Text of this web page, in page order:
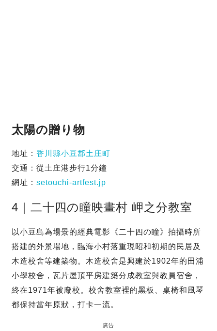
太陽の贈り物
地址： 香川縣小豆郡土庄町
交通：從土庄港步行1分鐘
網址： setouchi-artfest.jp
4｜二十四の瞳映畫村 岬之分教室
以小豆島為場景的經典電影《二十四の瞳》拍攝時所
搭建的外景場地，臨海小村落重現昭和初期的民居及
木造校舍等建築物。木造校舍是興建於1902年的田浦
小學校舍，瓦片屋頂平房建築分成教室與教員宿舍，
終在1971年被廢校。校舍教室裡的黑板、桌椅和風琴
都保持當年原狀，打卡一流。
廣告